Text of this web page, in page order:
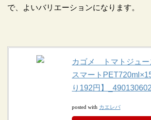
で、よいバリエーションになります。
カゴメ トマトジュー
スマート
り192円】
posted with カエレバ